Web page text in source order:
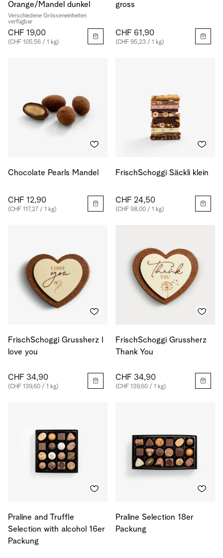
Orange/Mandel dunkel
Verschiedene Grösseneinheiten
verfügbar
CHF 19,00
(CHF 105,56 / 1 kg)
gross
CHF 61,90
(CHF 95,23 / 1 kg)
Chocolate Pearls Mandel
CHF 12,90
(CHF 117,27 / 1 kg)
FrischSchoggi Säckli klein
CHF 24,50
(CHF 98,00 / 1 kg)
FrischSchoggi Grussherz I
love you
CHF 34,90
(CHF 139,60 / 1 kg)
FrischSchoggi Grussherz
Thank You
CHF 34,90
(CHF 139,60 / 1 kg)
Praline and Truffle
Selection with alcohol 16er
Packung
Praline Selection 18er
Packung